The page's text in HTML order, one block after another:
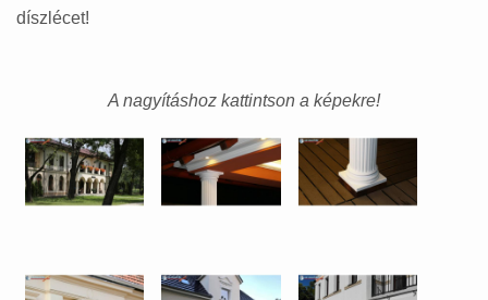
díszlécet!
A nagyításhoz kattintson a képekre!